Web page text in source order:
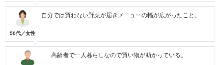
50代／女性
自分では買わない野菜が届きメニューの幅が広がったこと。
高齢者で一人暮らしなので買い物が助かっている。